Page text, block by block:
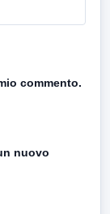
commento.
nuovo